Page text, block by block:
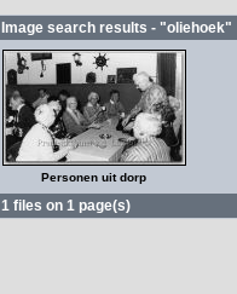
Image search results - "oliehoek"
Personen uit dorp
1 files on 1 page(s)